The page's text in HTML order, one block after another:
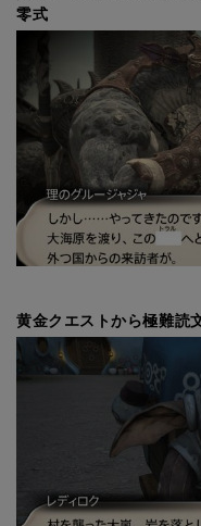
零式
黄金クエストから極難読